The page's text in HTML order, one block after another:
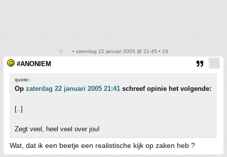
• zaterdag 22 januari 2005 @ 21:45 • 19
#ANONIEM
quote:
Op zaterdag 22 januari 2005 21:41 schreef opinie het volgende:
[..]
Zegt veel, heel veel over jou!
Wat, dat ik een beetje een realistische kijk op zaken heb ?